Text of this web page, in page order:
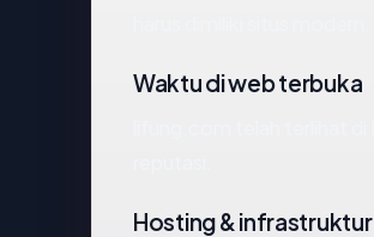
Waktu di web terbuka
Hosting & infrastruktur